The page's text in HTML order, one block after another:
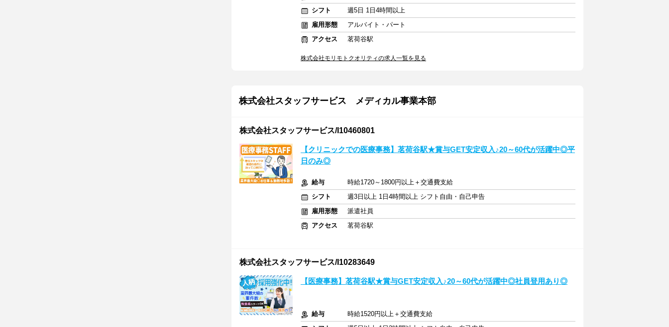
シフト
週5日 1日4時間以上
雇用形態
アルバイト・パート
アクセス
茗荷谷駅
株式会社モリモトクオリティの求人一覧を見る
株式会社スタッフサービス メディカル事業本部
株式会社スタッフサービス/I10460801
【クリニックでの医療事務】茗荷谷駅★賞与GET安定収入♪20～60代が活躍中◎平
日のみ◎
給与
時給1720～1800円以上＋交通費支給
シフト
週3日以上 1日4時間以上 シフト自由・自己申告
雇用形態
派遣社員
アクセス
茗荷谷駅
株式会社スタッフサービス/I10283649
【医療事務】茗荷谷駅★賞与GET安定収入♪20～60代が活躍中◎社員登用あり◎
給与
時給1520円以上＋交通費支給